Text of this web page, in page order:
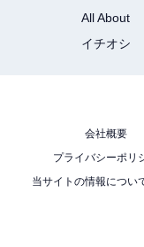
All About
イチオシ
会社概要
プライバシーポリ
当サイトの情報につい